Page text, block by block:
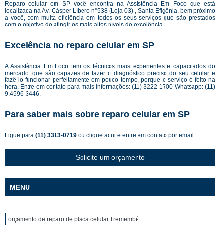
Reparo celular em SP você encontra na Assistência Em Foco que está
localizada na Av. Cásper Líbero n°538 (Loja 03) , Santa Efigênia, bem próximo
a você, com muita eficiência em todos os seus serviços que são prestados
com o objetivo de atingir os mais altos níveis de excelência.
Excelência no reparo celular em SP
A Assistência Em Foco tem os técnicos mais experientes e capacitados do
mercado, que são capazes de fazer o diagnóstico preciso do seu celular e
fazê-lo funcionar perfeitamente em pouco tempo, porque o serviço é feito na
hora. Entre em contato para mais informações: (11) 3222-1700 Whatsapp: (11)
9.4596-3446.
Para saber mais sobre reparo celular em SP
Ligue para (11) 3313-0719 ou clique aqui e entre em contato por email.
Solicite um orçamento
MENU
orçamento de reparo de placa celular Tremembé